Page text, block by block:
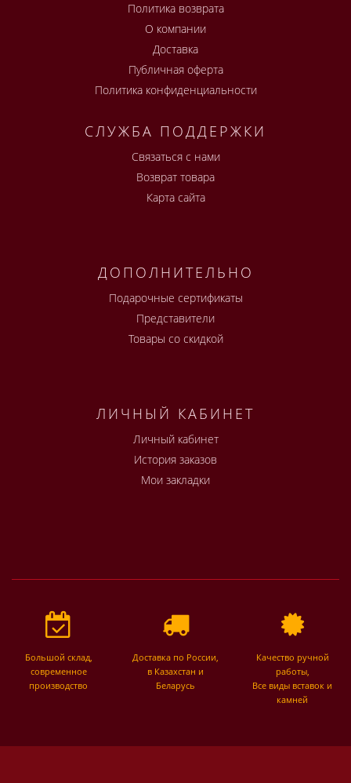
Политика возврата
О компании
Доставка
Публичная оферта
Политика конфиденциальности
СЛУЖБА ПОДДЕРЖКИ
Связаться с нами
Возврат товара
Карта сайта
ДОПОЛНИТЕЛЬНО
Подарочные сертификаты
Представители
Товары со скидкой
ЛИЧНЫЙ КАБИНЕТ
Личный кабинет
История заказов
Мои закладки
Большой склад,
современное
производство
Доставка по России,
в Казахстан и
Беларусь
Качество ручной
работы,
Все виды вставок и
камней